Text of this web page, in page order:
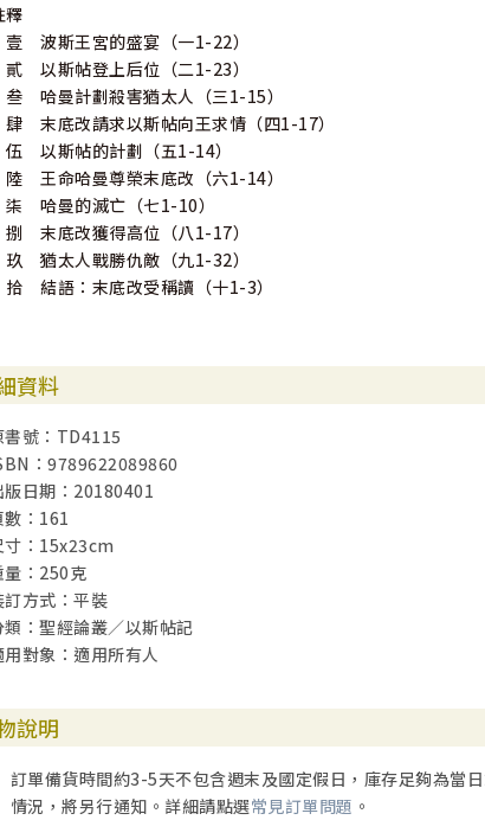
釋
波斯王宮的盛宴（一1-22）
以斯帖登上后位（二1-23）
哈曼計劃殺害猶太人（三1-15）
末底改請求以斯帖向王求情（四1-17）
以斯帖的計劃（五1-14）
王命哈曼尊榮末底改（六1-14）
哈曼的滅亡（七1-10）
末底改獲得高位（八1-17）
猶太人戰勝仇敵（九1-32）
結語：末底改受稱讀（十1-3）
資料
書號：TD4115
：9789622089860
版日期：20180401
數：161
寸：15x23cm
量：250克
訂方式：平裝
類：聖經論叢／以斯帖記
用對象：適用所有人
說明
訂單備貨時間約3-5天不包含週末及國定假日，庫存足夠為當
情況，將另行通知。詳細請點選常見訂單問題 。